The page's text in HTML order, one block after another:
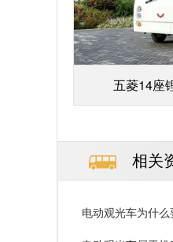
五菱14座
相关
电动观光车为什